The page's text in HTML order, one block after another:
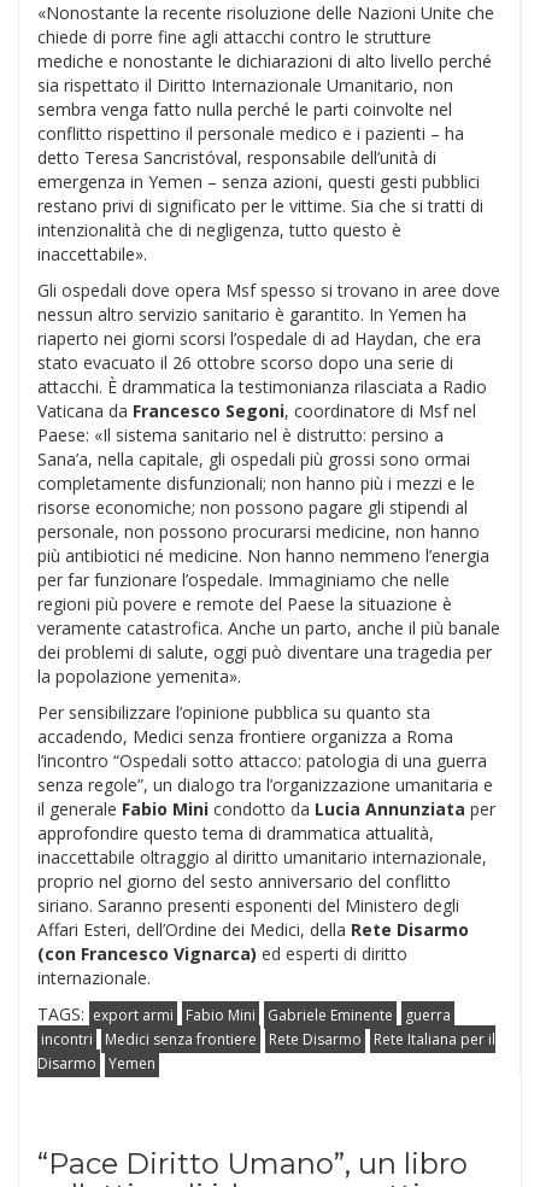
«Nonostante la recente risoluzione delle Nazioni Unite che
chiede di porre fine agli attacchi contro le strutture
mediche e nonostante le dichiarazioni di alto livello perché
sia rispettato il Diritto Internazionale Umanitario, non
sembra venga fatto nulla perché le parti coinvolte nel
conflitto rispettino il personale medico e i pazienti – ha
detto Teresa Sancristóval, responsabile dell’unità di
emergenza in Yemen – senza azioni, questi gesti pubblici
restano privi di significato per le vittime. Sia che si tratti di
intenzionalità che di negligenza, tutto questo è
inaccettabile».
Gli ospedali dove opera Msf spesso si trovano in aree dove
nessun altro servizio sanitario è garantito. In Yemen ha
riaperto nei giorni scorsi l’ospedale di ad Haydan, che era
stato evacuato il 26 ottobre scorso dopo una serie di
attacchi. È drammatica la testimonianza rilasciata a Radio
Vaticana da Francesco Segoni, coordinatore di Msf nel
Paese: «Il sistema sanitario nel è distrutto: persino a
Sana’a, nella capitale, gli ospedali più grossi sono ormai
completamente disfunzionali; non hanno più i mezzi e le
risorse economiche; non possono pagare gli stipendi al
personale, non possono procurarsi medicine, non hanno
più antibiotici né medicine. Non hanno nemmeno l’energia
per far funzionare l’ospedale. Immaginiamo che nelle
regioni più povere e remote del Paese la situazione è
veramente catastrofica. Anche un parto, anche il più banale
dei problemi di salute, oggi può diventare una tragedia per
la popolazione yemenita».
Per sensibilizzare l’opinione pubblica su quanto sta
accadendo, Medici senza frontiere organizza a Roma
l’incontro “Ospedali sotto attacco: patologia di una guerra
senza regole”, un dialogo tra l’organizzazione umanitaria e
il generale Fabio Mini condotto da Lucia Annunziata per
approfondire questo tema di drammatica attualità,
inaccettabile oltraggio al diritto umanitario internazionale,
proprio nel giorno del sesto anniversario del conflitto
siriano. Saranno presenti esponenti del Ministero degli
Affari Esteri, dell’Ordine dei Medici, della Rete Disarmo
(con Francesco Vignarca) ed esperti di diritto
internazionale.
TAGS: export armi Fabio Mini Gabriele Eminente
guerra
incontri
Medici senza frontiere Rete Disarmo
Rete Italiana per il
Disarmo
Yemen
“Pace Diritto Umano”, un libro